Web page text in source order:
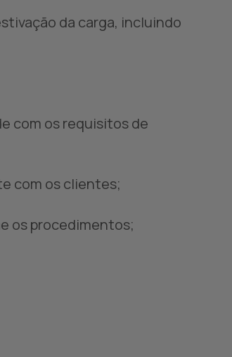
da carga, incluindo
com os requisitos de
com os clientes;
os procedimentos;